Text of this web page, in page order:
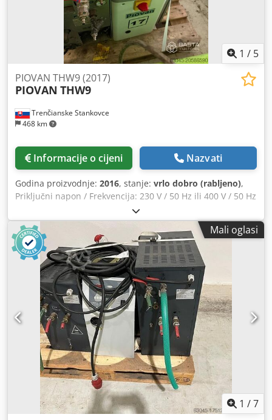
1 / 5
Trenčianske Stankovce
468 km
PIOVAN THW9 (2017)
PIOVAN THW9
Informacije o cijeni Nazvati
Godina proizvodnje: 2016, stanje: vrlo dobro (rabljeno),
Priključni napon / Frekvencija: 230 V / 50 Hz ili 400 V / 50 Hz
(također 220/380/460 pri 60 Hz) Cedexykc Tjpfx Afqorf
Snaga grijaćeg elementa: 9 kW (također dostupne varijante
6 kW, 11 kW, 12 kW u seriji THW9/12) Procesna tekućina:
Voda (bez tlaka) Maksimalna temperatura procesne
tekućine: 90 °C Rashladna tekućina: Voda, preporučuje se
upotreba s ulaznom temperaturom rashladne vode max
~15 °C, protok ~15 l/min. Rashladni kapacitet: THW9 pruža
~21 kW rashladnog kapaciteta pod navedenim uvjetima.
Pumpa (električna): Snaga ~0,75 kW
Mali oglasi
1 /7